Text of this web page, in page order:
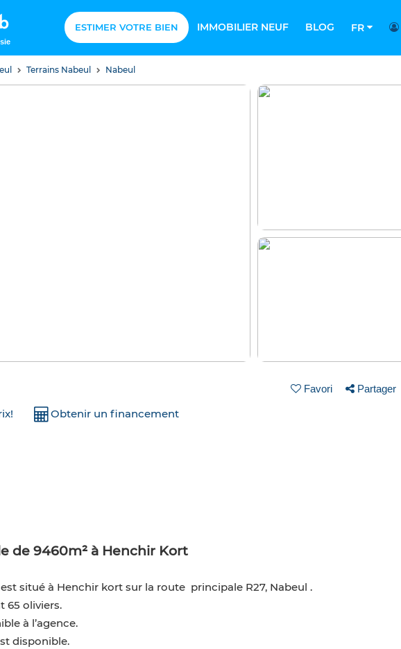
ESTIMER VOTRE BIEN IMMOBILIER NEUF BLOG FR
Terrains Nabeul Nabeul
Favori Partager
Obtenir un financement
de 9460m² à Henchir Kort
situé à Henchir kort sur la route principale R27, Nabeul .
65 oliviers.
à l’agence.
disponible.